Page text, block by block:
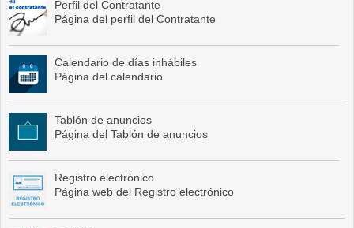
Perfil del Contratante
Página del perfil del Contratante
Calendario de días inhábiles
Página del calendario
Tablón de anuncios
Página del Tablón de anuncios
Registro electrónico
Página web del Registro electrónico